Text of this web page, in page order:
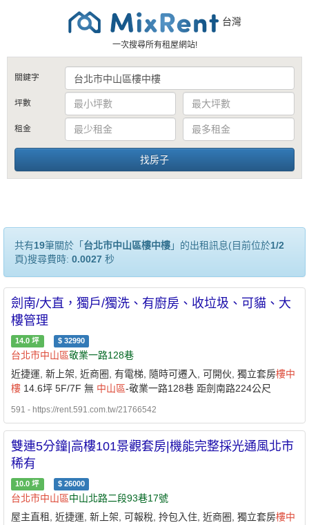
台灣
一次搜尋所有租屋網站!
關鍵字
坪數
租金
共有19筆關於「 台北市中山區樓中樓」的出租訊息(目前位於1/2
頁)搜尋費時: 0.0027 秒
劍南/大直，獨戶/獨洗、有廚房、收垃圾、可貓、大
樓管理
14.0 坪 $ 32990
台北市中山區敬業一路128巷
近捷運, 新上架, 近商圈, 有電梯, 隨時可遷入, 可開伙, 獨立套房樓中
樓 14.6坪 5F/7F 無 中山區-敬業一路128巷 距劍南路224公尺
591 - https://rent.591.com.tw/21766542
雙連5分鐘|高樓101景觀套房|機能完整採光通風北市
稀有
10.0 坪 $ 26000
台北市中山區中山北路二段93巷17號
屋主直租, 近捷運, 新上架, 可報稅, 拎包入住, 近商圈, 獨立套房樓中